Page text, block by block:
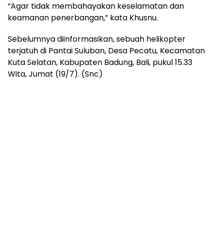
“Agar tidak membahayakan keselamatan dan
keamanan penerbangan,” kata Khusnu.
Sebelumnya diinformasikan, sebuah helikopter
terjatuh di Pantai Suluban, Desa Pecatu, Kecamatan
Kuta Selatan, Kabupaten Badung, Bali, pukul 15.33
Wita, Jumat (19/7). (Snc)